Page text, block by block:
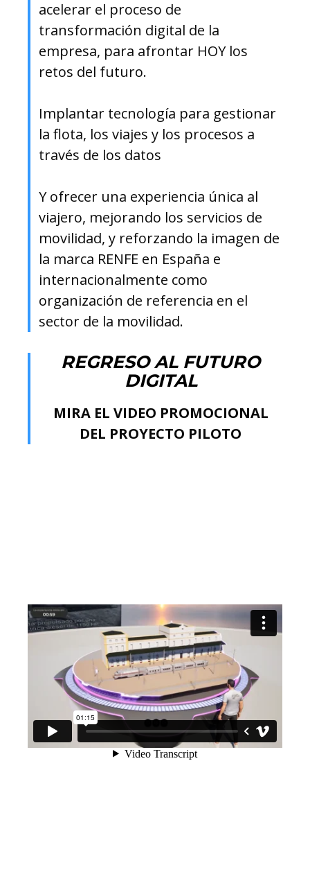
acelerar el proceso de
transformación digital de la
empresa, para afrontar HOY los
retos del futuro.
Implantar tecnología para gestionar
la flota, los viajes y los procesos a
través de los datos
Y ofrecer una experiencia única al
viajero, mejorando los servicios de
movilidad, y reforzando la imagen de
la marca RENFE en España e
internacionalmente como
organización de referencia en el
sector de la movilidad.
REGRESO AL FUTURO
DIGITAL
MIRA EL VIDEO PROMOCIONAL
DEL PROYECTO PILOTO